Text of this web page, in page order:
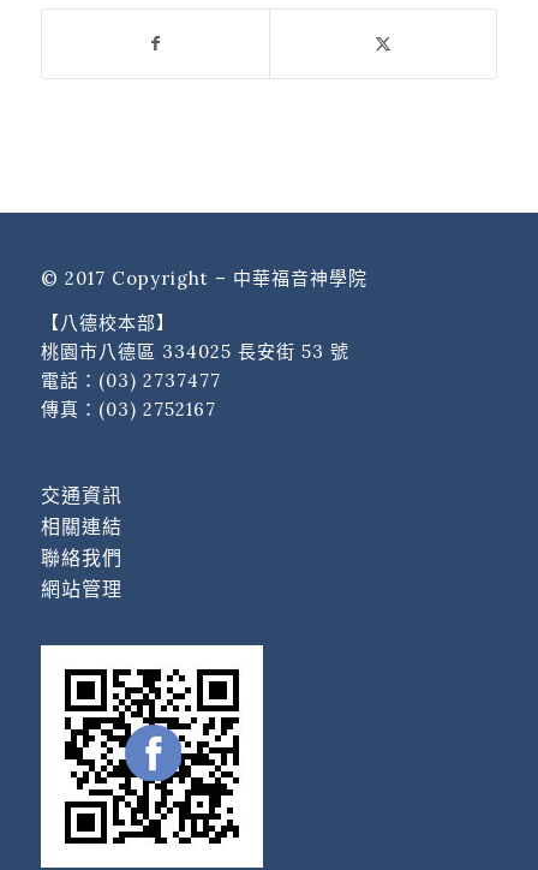
© 2017 Copyright – 中華福音神學院
【八德校本部】
桃園市八德區 334025 長安街 53 號
電話： (03) 2737477
傳真：(03) 2752167
交通資訊
相關連結
聯絡我們
網站管理